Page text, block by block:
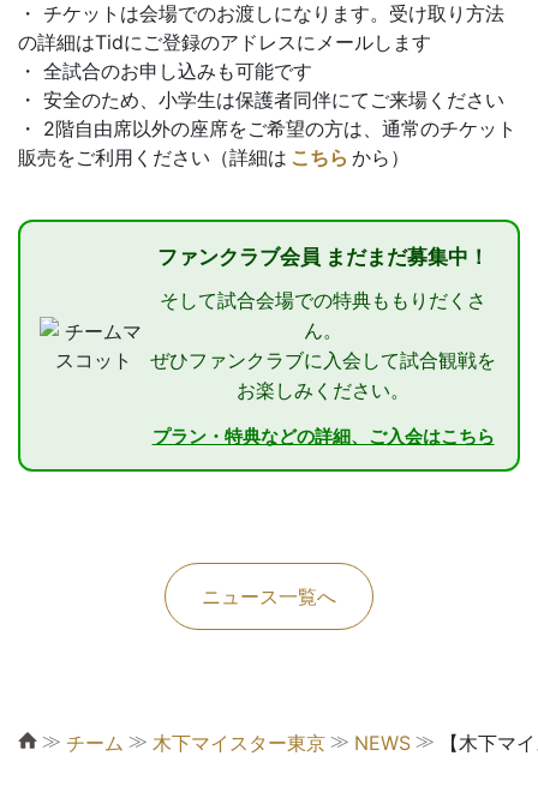
・ チケットは会場でのお渡しになります。受け取り方法
の詳細はTidにご登録のアドレスにメールします
・ 全試合のお申し込みも可能です
・ 安全のため、小学生は保護者同伴にてご来場ください
・ 2階自由席以外の座席をご希望の方は、通常のチケット
販売をご利用ください（詳細は こちら から）
ファンクラブ会員 まだまだ募集中！
そして試合会場での特典ももりだくさ
ん。
ぜひファンクラブに入会して試合観戦を
お楽しみください。
プラン・特典などの詳細、ご入会はこちら
ニュース一覧へ
≫ チーム ≫ 木下マイスター東京 ≫ NEWS ≫ 【木下マ